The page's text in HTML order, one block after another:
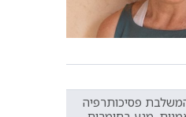
פסיכותרפיה